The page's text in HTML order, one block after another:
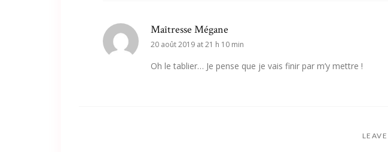
Maîtresse Mégane
20 août 2019 at 21 h 10 min
Oh le tablier… Je pense que je vais finir par m’y mettre !